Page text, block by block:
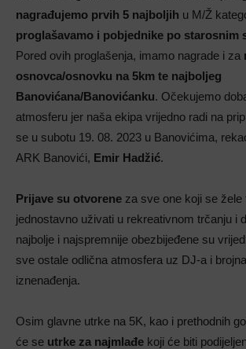
nagrađujemo prvih 5 najboljih u M/Ž
proglašavamo i pobjednike po starosnim
Pored ovih proglašenja, imamo nagrade i za
osnovca/osnovku na 5km te najboljeg
Banovićana/Banovićanku. Očekujemo
atmosferu jer naša ekipa vrijedno radi na
se u subotu 19. 08. 2023 u Banovićima,
ARK Banovići, Emir Hadžić.
Prijave su otvorene za sve one koji se žele
jednostavno uživati u rekreativnom trčanju i
najbolje i najspremnije obezbijeđene su
sve ostale odlična atmosfera uz DJ-a i
iznenađenja.
Osim glavne utrke na 5K, kao i prethodnih
će se utrke za najmlađe koji će biti